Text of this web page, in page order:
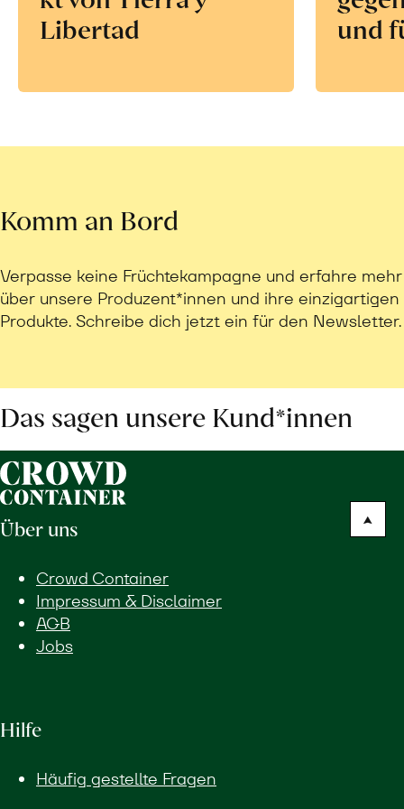
Libertad
und
Komm an Bord
Verpasse keine Früchtekampagne und erfahre mehr
über unsere Produzent*innen und ihre einzigartigen
Produkte. Schreibe dich jetzt ein für den Newsletter.
Das sagen unsere Kund*innen
Über uns
Crowd Container
Impressum & Disclaimer
AGB
Jobs
Hilfe
Häufig gestellte Fragen